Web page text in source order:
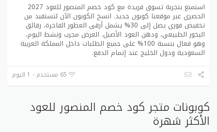
استمتع بتجربة تسوق فريدة مع كود خصم المنصور للعود 2027
الحصري عبر موقعنا كوبون جديد. انسخ الكوبون الآن لتستفيد من
تخفيض فوري يصل إلى 30% يشمل أرقى العطور الفاخرة، رقائق
البخور الطبيعي، ودهن العود الأصيل. العرض مجرب ونشط اليوم،
وهو فعال بنسبة 100% على جميع الطلبات داخل المملكة العربية
السعودية ودول الخليج عند إتمام الدفع.
65 مستخدم - 1 اليوم
كوبونات متجر كود خصم المنصور للعود
الأكثر شهرة